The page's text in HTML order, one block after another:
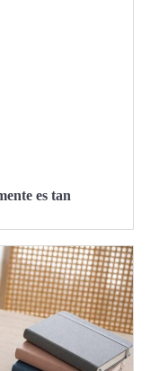
es tan